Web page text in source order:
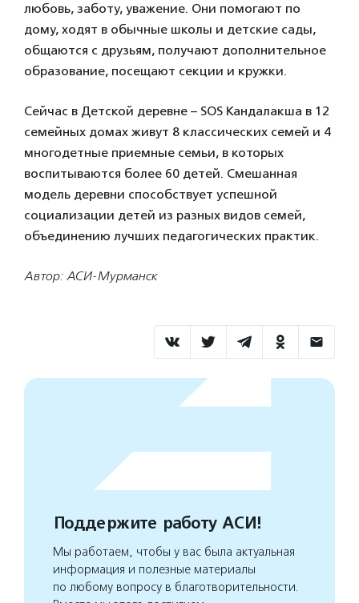
любовь, заботу, уважение. Они помогают по
дому, ходят в обычные школы и детские сады,
общаются с друзьям, получают дополнительное
образование, посещают секции и кружки.
Сейчас в Детской деревне – SOS Кандалакша в 12
семейных домах живут 8 классических семей и 4
многодетные приемные семьи, в которых
воспитываются более 60 детей. Смешанная
модель деревни способствует успешной
социализации детей из разных видов семей,
объединению лучших педагогических практик.
Автор: АСИ-Мурманск
Поддержите работу АСИ!
Мы работаем, чтобы у вас была актуальная
информация и полезные материалы
по любому вопросу в благотворительности.